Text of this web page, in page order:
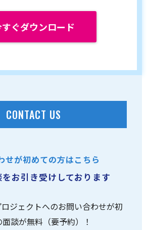
ぐダウンロード
CONTACT US
せが初めての方はこちら
お引き受けしております
ジェクトへのお問い合わせが初
談が無料（要予約）！